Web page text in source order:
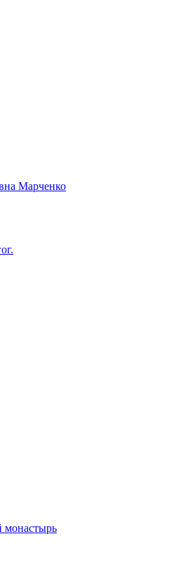
Марченко
монастырь